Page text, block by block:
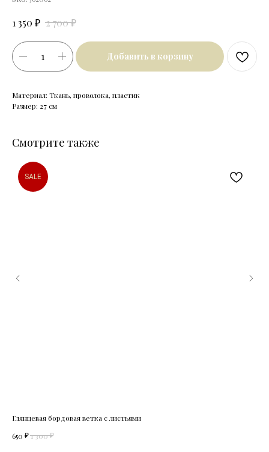
1 350 ₽ 2 700₽
Добавить в корзину
Материал: Ткань, проволока, пластик
Размер: 27 см
Смотрите также
SALE
Глянцевая бордовая ветка с листьями
650 ₽1 300₽